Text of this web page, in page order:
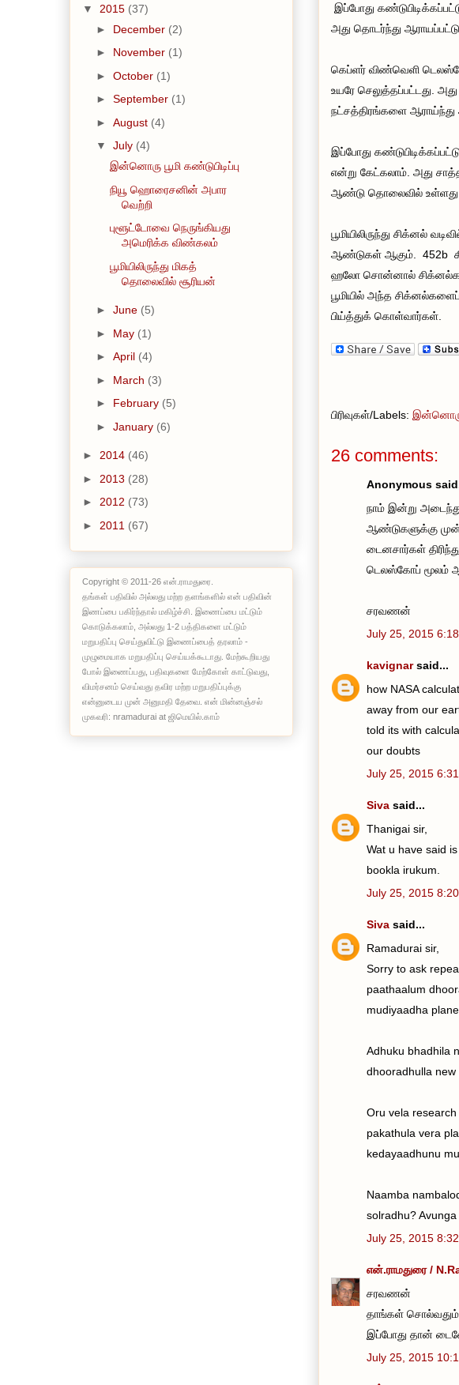
இப்போது
அது தொடர்ந்து ஆராயப்பட்டு
கெப்ளர் விண்வெளி
உயரே செலுத்தப்பட்டது.
நட்சத்திரங்களை ஆராய்ந்து
இப்போது
என்று கேட்கலாம். அது
ஆண்டு தொலைவில் உள்ளது.
பூமியிலிருந்து சிக்னல்
ஆண்டுகள் ஆகும். 452b
ஹலோ சொன்னால் சிக்னல்கள்
பூமியில் அந்த
பிய்த்துக் கொள்வார்கள்.
பிரிவுகள்/Labels: இன்னொரு
26 comments:
Anonymous
நாம் இன்று
ஆண்டுகளுக்கு
டைனசார்கள்
டெலஸ்கோப் மூலம்
சரவணன்
July 25, 2015
kavignarsaid...
how NASA
away from our
told its with
our doubts
July 25, 2015
Siva said...
Thanigai sir,
Wat u have said
bookla irukum.
July 25, 2015
Siva said...
Ramadurai sir,
Sorry to ask
paathaalum
mudiyaadha
Adhuku bhadhila
dhooradhulla
Oru vela
pakathula vera
kedayaadhunu
Naamba
solradhu?
July 25, 2015
என்.ராமதுரை /
சரவணன்
தாங்கள் சொல்வதும்
இப்போது தான்
July 25, 2015
▼ 2015 (37)
► December (2)
► November (1)
► October (1)
► September (1)
► August (4)
▼ July (4)
இன்னொரு பூமி கண்டுபிடிப்பு
நியூ ஹொரைசனின் அபார
வெற்றி
புளூட்டோவை நெருங்கியது
அமெரிக்க விண்கலம்
பூமியிலிருந்து மிகத்
தொலைவில் சூரியன்
► June (5)
► May (1)
► April (4)
► March (3)
► February (5)
► January (6)
► 2014 (46)
► 2013 (28)
► 2012 (73)
► 2011 (67)
Copyright © 2011-26 என்.ராமதுரை.
தங்கள் பதிவில் அல்லது மற்ற தளங்களில் என் பதிவின்
இணப்பை பகிர்ந்தால் மகிழ்ச்சி. இணைப்பை மட்டும்
கொடுக்கலாம், அல்லது 1-2 பத்திகளை மட்டும்
மறுபதிப்பு செய்துவிட்டு இணைப்பைத் தரலாம் -
முழுமையாக மறுபதிப்பு செய்யக்கூடாது. மேற்கூறியது
போல் இணைப்பது, பதிவுகளை மேற்கோள் காட்டுவது,
விமர்சனம் செய்வது தவிர மற்ற மறுபதிப்புக்கு
என்னுடைய முன் அனுமதி தேவை. என் மின்னஞ்சல்
முகவரி: nramadurai at ஜிமெயில்.காம்